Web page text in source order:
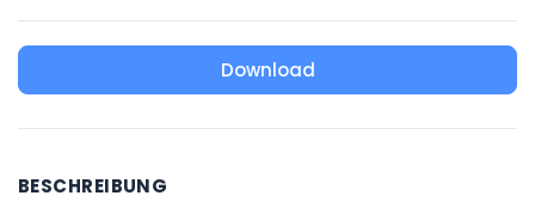
Download
BESCHREIBUNG